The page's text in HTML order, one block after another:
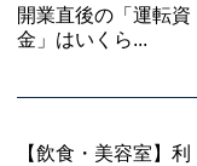
開業直後の「運転資
金」はいくら...
【飲食・美容室】利